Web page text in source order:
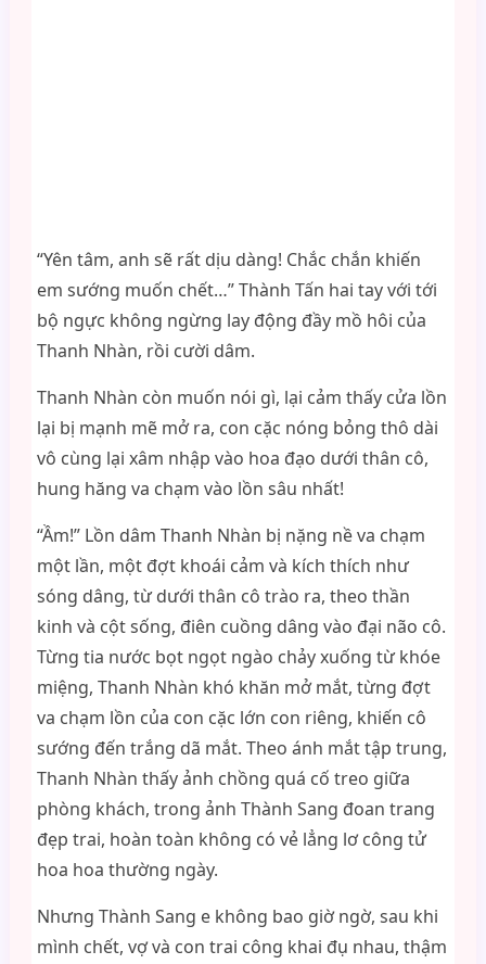
“Yên tâm, anh sẽ rất dịu dàng! Chắc chắn khiến
em sướng muốn chết…” Thành Tấn hai tay với tới
bộ ngực không ngừng lay động đầy mồ hôi của
Thanh Nhàn, rồi cười dâm.
Thanh Nhàn còn muốn nói gì, lại cảm thấy cửa lồn
lại bị mạnh mẽ mở ra, con cặc nóng bỏng thô dài
vô cùng lại xâm nhập vào hoa đạo dưới thân cô,
hung hăng va chạm vào lồn sâu nhất!
“Ầm!” Lồn dâm Thanh Nhàn bị nặng nề va chạm
một lần, một đợt khoái cảm và kích thích như
sóng dâng, từ dưới thân cô trào ra, theo thần
kinh và cột sống, điên cuồng dâng vào đại não cô.
Từng tia nước bọt ngọt ngào chảy xuống từ khóe
miệng, Thanh Nhàn khó khăn mở mắt, từng đợt
va chạm lồn của con cặc lớn con riêng, khiến cô
sướng đến trắng dã mắt. Theo ánh mắt tập trung,
Thanh Nhàn thấy ảnh chồng quá cố treo giữa
phòng khách, trong ảnh Thành Sang đoan trang
đẹp trai, hoàn toàn không có vẻ lẳng lơ công tử
hoa hoa thường ngày.
Nhưng Thành Sang e không bao giờ ngờ, sau khi
mình chết, vợ và con trai công khai đụ nhau, thậm